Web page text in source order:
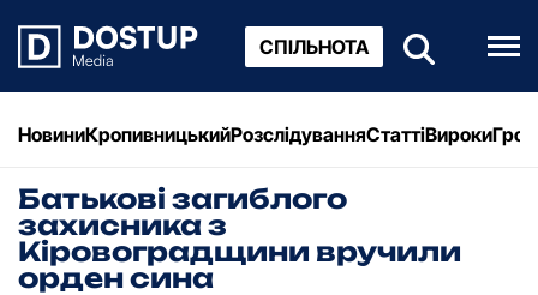
СПІЛЬНОТА
НовиниКропивницькийРозслідуванняСтаттіВироки
Батькові загиблого
захисника з
Кіровоградщини вручили
орден сина